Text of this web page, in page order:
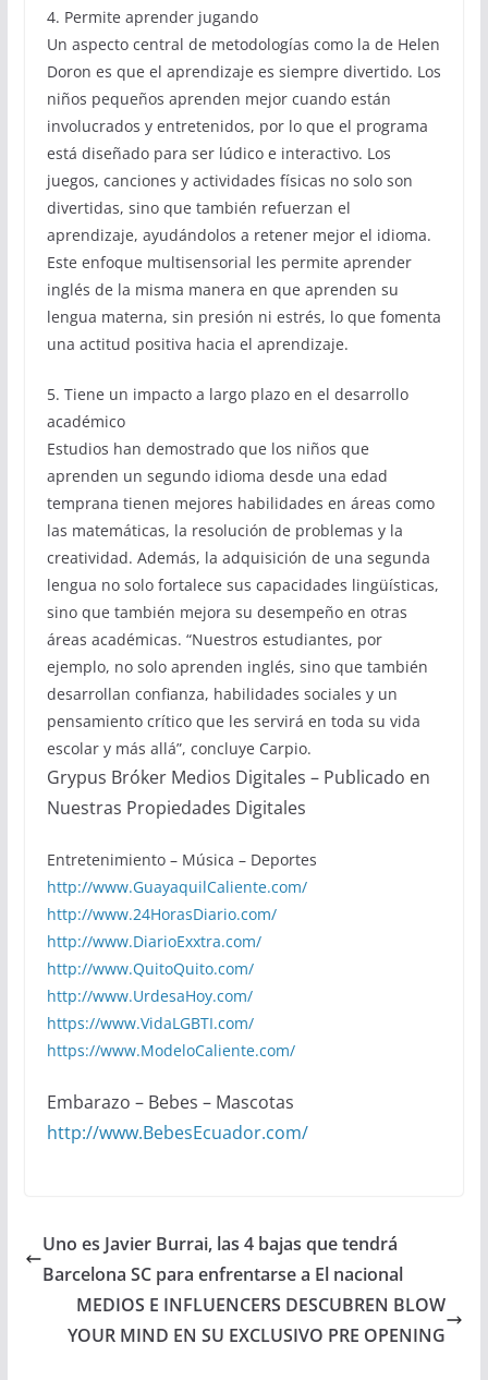
4. Permite aprender jugando
Un aspecto central de metodologías como la de Helen
Doron es que el aprendizaje es siempre divertido. Los
niños pequeños aprenden mejor cuando están
involucrados y entretenidos, por lo que el programa
está diseñado para ser lúdico e interactivo. Los
juegos, canciones y actividades físicas no solo son
divertidas, sino que también refuerzan el
aprendizaje, ayudándolos a retener mejor el idioma.
Este enfoque multisensorial les permite aprender
inglés de la misma manera en que aprenden su
lengua materna, sin presión ni estrés, lo que fomenta
una actitud positiva hacia el aprendizaje.
5. Tiene un impacto a largo plazo en el desarrollo
académico
Estudios han demostrado que los niños que
aprenden un segundo idioma desde una edad
temprana tienen mejores habilidades en áreas como
las matemáticas, la resolución de problemas y la
creatividad. Además, la adquisición de una segunda
lengua no solo fortalece sus capacidades lingüísticas,
sino que también mejora su desempeño en otras
áreas académicas. “Nuestros estudiantes, por
ejemplo, no solo aprenden inglés, sino que también
desarrollan confianza, habilidades sociales y un
pensamiento crítico que les servirá en toda su vida
escolar y más allá”, concluye Carpio.
Grypus Bróker Medios Digitales – Publicado en
Nuestras Propiedades Digitales
Entretenimiento – Música – Deportes
http://www.GuayaquilCaliente.com/
http://www.24HorasDiario.com/
http://www.DiarioExxtra.com/
http://www.QuitoQuito.com/
http://www.UrdesaHoy.com/
https://www.VidaLGBTI.com/
https://www.ModeloCaliente.com/
Embarazo – Bebes – Mascotas
http://www.BebesEcuador.com/
Uno es Javier Burrai, las 4 bajas que tendrá
Barcelona SC para enfrentarse a El nacional
MEDIOS E INFLUENCERS DESCUBREN BLOW
YOUR MIND EN SU EXCLUSIVO PRE OPENING